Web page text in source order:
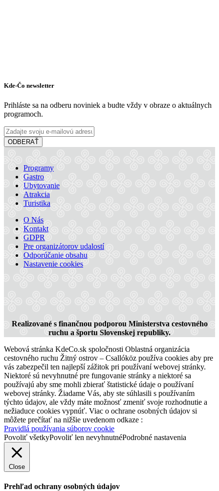
Kde-Čo newsletter
Prihláste sa na odberu noviniek a budte vždy v obraze o aktuálnych
programoch.
ODBERAŤ
Programy
Gastro
Ubytovanie
Atrakcia
Turistika
O Nás
Kontakt
GDPR
Pre organizátorov udalostí
Odporúčanie obsahu
Nastavenie cookies
Realizované s finančnou podporou Ministerstva cestovného
ruchu a športu Slovenskej republiky.
Webová stránka KdeCo.sk spoločnosti Oblastná organizácia
cestovného ruchu Žitný ostrov – Csallóköz používa cookies aby pre
vás zabezpečil ten najlepší zážitok pri používaní webovej stránky.
Niektoré sú nevyhnutné pre fungovanie stránky a niektoré sa
používajú aby sme mohli zbierať štatistické údaje o používaní
webovej stránky. Žiadame Vás, aby ste súhlasili s používaním
týchto údajov, ale vždy máte možnosť zmeniť svoje rozhodnutie a
nežiaduce cookies vypnúť. Viac o ochrane osobných údajov si
môžete prečítať na nižšie uvedenom odkaze :
Pravidlá používania súborov cookie
Povoliť všetkyPovoliť len nevyhnutnéPodrobné nastavenia
Close
Prehľad ochrany osobných údajov